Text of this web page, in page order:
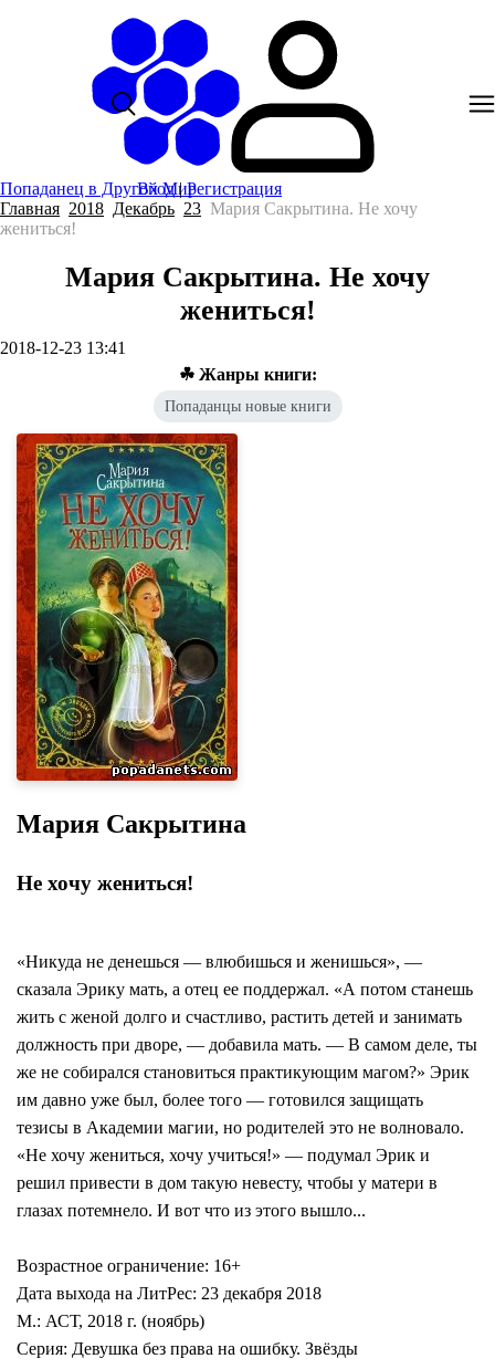
Попаданец в Другой Мир
Вход|Регистрация
Главная 2018 Декабрь 23 Мария Сакрытина. Не хочу
жениться!
Мария Сакрытина. Не хочу
жениться!
2018-12-23 13:41
☘ Жанры книги:
Попаданцы новые книги
Мария Сакрытина
Не хочу жениться!
«Никуда не денешься — влюбишься и женишься», —
сказала Эрику мать, а отец ее поддержал. «А потом станешь
жить с женой долго и счастливо, растить детей и занимать
должность при дворе, — добавила мать. — В самом деле, ты
же не собирался становиться практикующим магом?» Эрик
им давно уже был, более того — готовился защищать
тезисы в Академии магии, но родителей это не волновало.
«Не хочу жениться, хочу учиться!» — подумал Эрик и
решил привести в дом такую невесту, чтобы у матери в
глазах потемнело. И вот что из этого вышло...
Возрастное ограничение: 16+
Дата выхода на ЛитРес: 23 декабря 2018
М.: АСТ, 2018 г. (ноябрь)
Серия: Девушка без права на ошибку. Звёзды